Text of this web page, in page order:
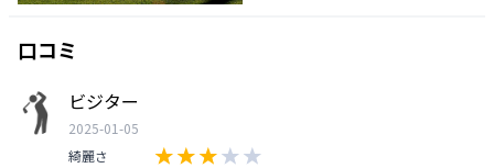
口コミ
ビジター
2025-01-05
綺麗さ